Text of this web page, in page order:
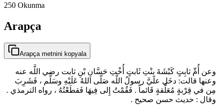
250 Okunma
Arapça
Arapça metnini kopyala
وعن أُمِّ ثابِتٍ كَبْشَةَ بِنْتِ ثَابتٍ أُخْتِ حَسَّانِ بْنِ ثابت رضي اللَّه عنه
وعنها قالت: دخَل علَيَّ رسولُ اللَّه صَلّى اللهُ عَلَيْهِ وسَلَّم ، فَشَرِبَ
مِن في قِرْبةٍ مُعَلَّقةٍ قَائماً . فَقُمْتُ إِلى فِيهَا فَقطَعْتُهُ ، رواه الترمذي .
وقال : حديث حسن صحيح .